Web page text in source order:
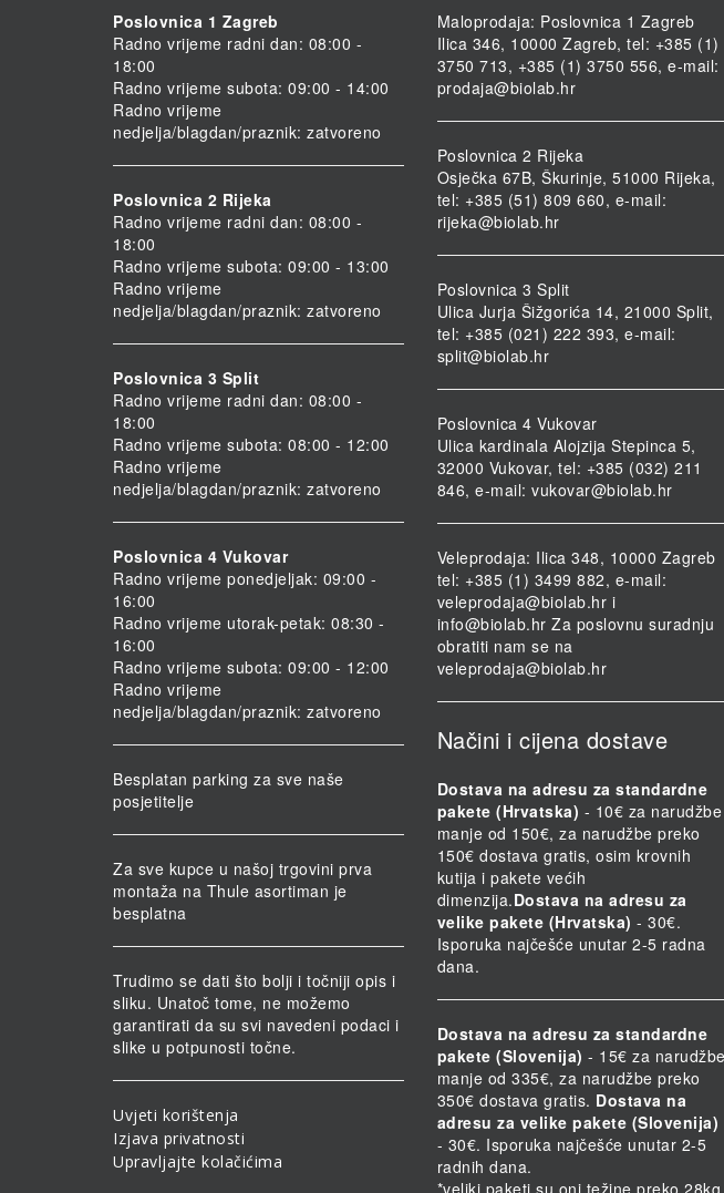
Poslovnica 1 Zagreb
Radno vrijeme radni dan: 08:00 -
18:00
Radno vrijeme subota: 09:00 - 14:00
Radno vrijeme
nedjelja/blagdan/praznik: zatvoreno
Poslovnica 2 Rijeka
Radno vrijeme radni dan: 08:00 -
18:00
Radno vrijeme subota: 09:00 - 13:00
Radno vrijeme
nedjelja/blagdan/praznik: zatvoreno
Poslovnica 3 Split
Radno vrijeme radni dan: 08:00 -
18:00
Radno vrijeme subota: 08:00 - 12:00
Radno vrijeme
nedjelja/blagdan/praznik: zatvoreno
Poslovnica 4 Vukovar
Radno vrijeme ponedjeljak: 09:00 -
16:00
Radno vrijeme utorak-petak: 08:30 -
16:00
Radno vrijeme subota: 09:00 - 12:00
Radno vrijeme
nedjelja/blagdan/praznik: zatvoreno
Besplatan parking za sve naše
posjetitelje
Za sve kupce u našoj trgovini prva
montaža na Thule asortiman je
besplatna
Trudimo se dati što bolji i točniji opis i
sliku. Unatoč tome, ne možemo
garantirati da su svi navedeni podaci i
slike u potpunosti točne.
Uvjeti korištenja
Izjava privatnosti
Upravljajte kolačićima
Maloprodaja: Poslovnica 1 Zagreb
Ilica 346, 10000 Zagreb, tel: +385 (1)
3750 713, +385 (1) 3750 556, e-mail:
prodaja@biolab.hr
Poslovnica 2 Rijeka
Osječka 67B, Škurinje, 51000 Rijeka,
tel: +385 (51) 809 660, e-mail:
rijeka@biolab.hr
Poslovnica 3 Split
Ulica Jurja Šižgorića 14, 21000 Split,
tel: +385 (021) 222 393, e-mail:
split@biolab.hr
Poslovnica 4 Vukovar
Ulica kardinala Alojzija Stepinca 5,
32000 Vukovar, tel: +385 (032) 211
846, e-mail: vukovar@biolab.hr
Veleprodaja: Ilica 348, 10000 Zagreb
tel: +385 (1) 3499 882, e-mail:
veleprodaja@biolab.hr i
info@biolab.hr Za poslovnu suradnju
obratiti nam se na
veleprodaja@biolab.hr
Načini i cijena dostave
Dostava na adresu za standardne
pakete (Hrvatska) - 10€ za narudžbe
manje od 150€, za narudžbe preko
150€ dostava gratis, osim krovnih
kutija i pakete većih
dimenzija.Dostava na adresu za
velike pakete (Hrvatska) - 30€.
Isporuka najčešće unutar 2-5 radna
dana.
Dostava na adresu za standardne
pakete (Slovenija) - 15€ za narudžbe
manje od 335€, za narudžbe preko
350€ dostava gratis. Dostava na
adresu za velike pakete (Slovenija)
- 30€. Isporuka najčešće unutar 2-5
radnih dana.